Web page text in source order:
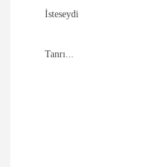
İsteseydi
Tanrı...